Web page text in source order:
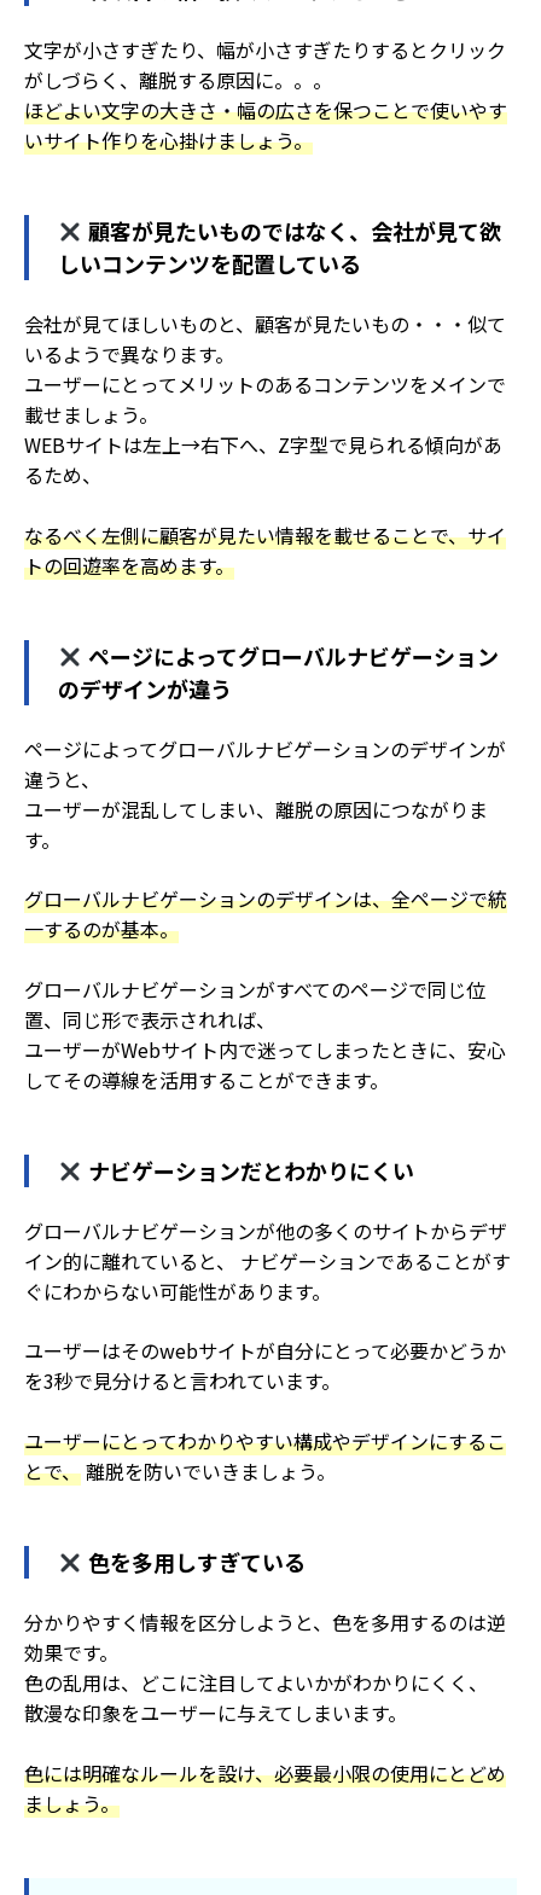
文字が小さすぎたり、幅が小さすぎたりするとクリック
がしづらく、離脱する原因に。。。
ほどよい文字の大きさ・幅の広さを保つことで使いやす
いサイト作りを心掛けましょう。
顧客が見たいものではなく、会社が見て欲
しいコンテンツを配置している
会社が見てほしいものと、顧客が見たいもの・・・似て
いるようで異なります。
ユーザーにとってメリットのあるコンテンツをメインで
載せましょう。
WEBサイトは左上→右下へ、Z字型で見られる傾向があ
るため、
なるべく左側に顧客が見たい情報を載せることで、サイ
トの回遊率を高めます。
ページによってグローバルナビゲーション
のデザインが違う
ページによってグローバルナビゲーションのデザインが
違うと、
ユーザーが混乱してしまい、離脱の原因につながりま
す。
グローバルナビゲーションのデザインは、全ページで統
一するのが基本。
グローバルナビゲーションがすべてのページで同じ位
置、同じ形で表示されれば、
ユーザーがWebサイト内で迷ってしまったときに、安心
してその導線を活用することができます。
ナビゲーションだとわかりにくい
グローバルナビゲーションが他の多くのサイトからデザ
イン的に離れていると、 ナビゲーションであることがす
ぐにわからない可能性があります。
ユーザーはそのwebサイトが自分にとって必要かどうか
を3秒で見分けると言われています。
ユーザーにとってわかりやすい構成やデザインにするこ
とで、離脱を防いでいきましょう。
色を多用しすぎている
分かりやすく情報を区分しようと、色を多用するのは逆
効果です。
色の乱用は、どこに注目してよいかがわかりにくく、
散漫な印象をユーザーに与えてしまいます。
色には明確なルールを設け、必要最小限の使用にとどめ
ましょう。